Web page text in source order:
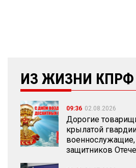
ИЗ ЖИЗНИ КПРФ
09:36 02.08.2026
Дорогие
крылатой
защитников